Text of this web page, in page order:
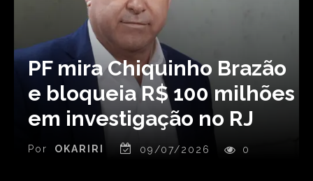
PF mira Chiquinho Brazão
e bloqueia R$ 100 milhões
em investigação no RJ
Por OKARIRI 09/07/2026 0